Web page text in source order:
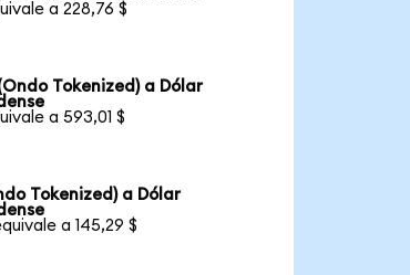
a 228,76 $
Tokenized) a Dólar
a 593,01 $
Tokenized) a Dólar
a 145,29 $